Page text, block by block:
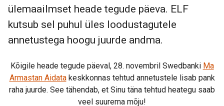
ülemaailmset heade tegude päeva. ELF
kutsub sel puhul üles loodustagutele
annetustega hoogu juurde andma.
Kõigile heade tegude päeval, 28. novembril Swedbanki Ma
Armastan Aidatakeskkonnas tehtud annetustele lisab pank
raha juurde. See tähendab, et Sinu täna tehtud heategu saab
veel suurema mõju!